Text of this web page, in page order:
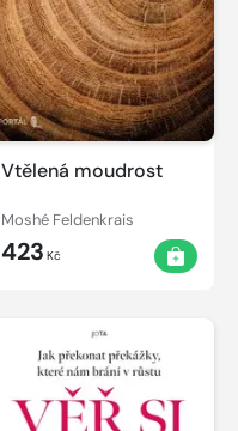
Vtělená moudrost
Moshé Feldenkrais
423 Kč